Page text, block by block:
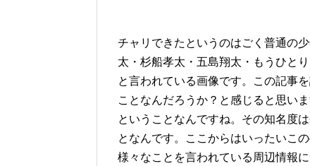
チャリできたというのはごく普通の
太・杉船孝太・五島翔太・もうひと
と言われている画像です。この記事
ことなんだろうか？と感じると思い
ということなんですね。その知名度
となんです。ここからはいったいこ
様々なことを言われている周辺情報